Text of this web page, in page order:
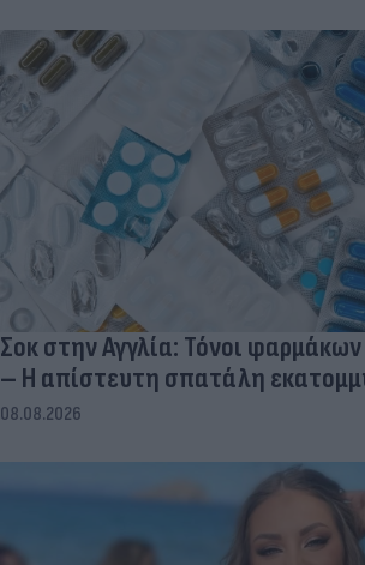
Σοκ στην Αγγλία: Τόνοι
– Η απίστευτη σπατάλη
08.08.2026